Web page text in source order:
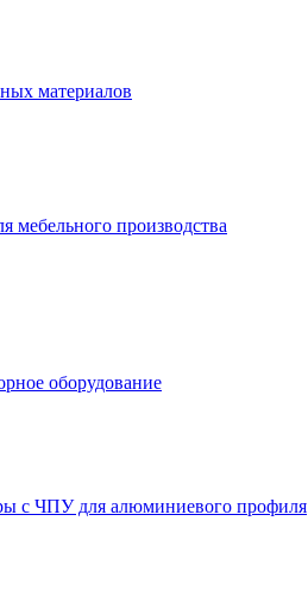
материалов
мебельного производства
оборудование
с ЧПУ для алюминиевого профиля